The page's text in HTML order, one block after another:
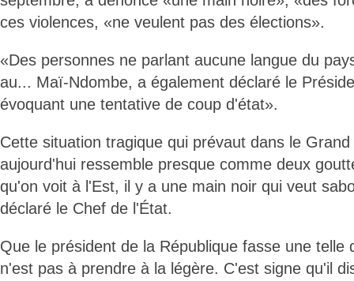
ces violences, «ne veulent pas des élections».
«Des personnes ne parlant aucune langue du
au... Maï-Ndombe, a également déclaré le
évoquant une tentative de coup d'état».
Cette situation tragique qui prévaut dans le
aujourd'hui ressemble presque comme deux
qu'on voit à l'Est, il y a une main noir qui veut
déclaré le Chef de l'État.
Que le président de la République fasse une telle
n'est pas à prendre à la légère. C'est signe qu'il